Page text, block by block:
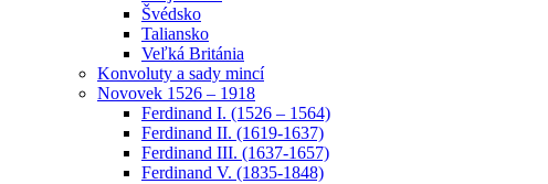
Švédsko
Taliansko
Veľká Británia
Konvoluty a sady mincí
Novovek 1526 – 1918
Ferdinand I. (1526 – 1564)
Ferdinand II. (1619-1637)
Ferdinand III. (1637-1657)
Ferdinand V. (1835-1848)